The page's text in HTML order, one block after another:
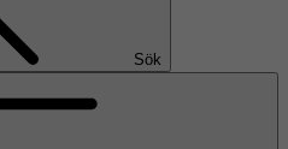
Sök